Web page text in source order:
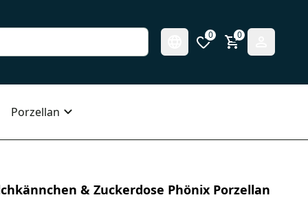
0 0
Porzellan
& Zuckerdose Phönix Porzellan